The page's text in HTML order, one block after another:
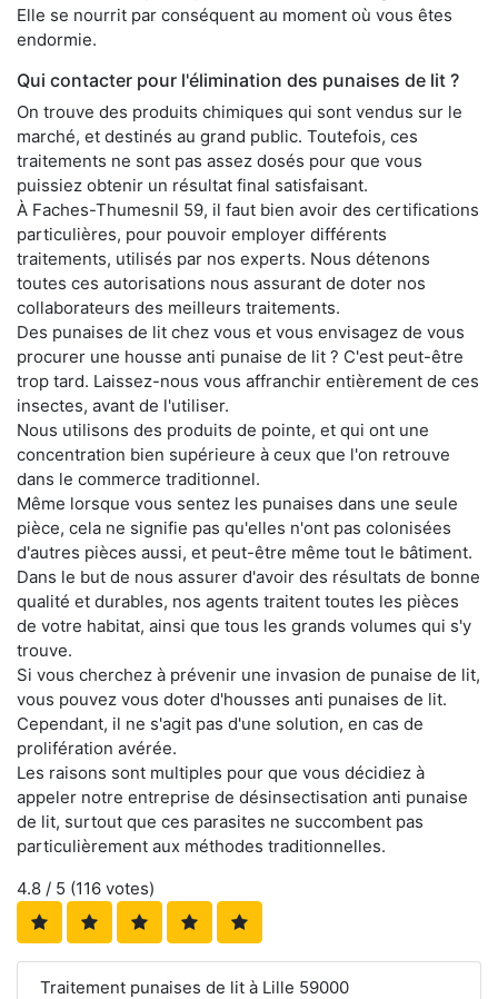
Elle se nourrit par conséquent au moment où vous êtes
endormie.
Qui contacter pour l'élimination des punaises de lit ?
On trouve des produits chimiques qui sont vendus sur le
marché, et destinés au grand public. Toutefois, ces
traitements ne sont pas assez dosés pour que vous
puissiez obtenir un résultat final satisfaisant.
À Faches-Thumesnil 59, il faut bien avoir des certifications
particulières, pour pouvoir employer différents
traitements, utilisés par nos experts. Nous détenons
toutes ces autorisations nous assurant de doter nos
collaborateurs des meilleurs traitements.
Des punaises de lit chez vous et vous envisagez de vous
procurer une housse anti punaise de lit ? C'est peut-être
trop tard. Laissez-nous vous affranchir entièrement de ces
insectes, avant de l'utiliser.
Nous utilisons des produits de pointe, et qui ont une
concentration bien supérieure à ceux que l'on retrouve
dans le commerce traditionnel.
Même lorsque vous sentez les punaises dans une seule
pièce, cela ne signifie pas qu'elles n'ont pas colonisées
d'autres pièces aussi, et peut-être même tout le bâtiment.
Dans le but de nous assurer d'avoir des résultats de bonne
qualité et durables, nos agents traitent toutes les pièces
de votre habitat, ainsi que tous les grands volumes qui s'y
trouve.
Si vous cherchez à prévenir une invasion de punaise de lit,
vous pouvez vous doter d'housses anti punaises de lit.
Cependant, il ne s'agit pas d'une solution, en cas de
prolifération avérée.
Les raisons sont multiples pour que vous décidiez à
appeler notre entreprise de désinsectisation anti punaise
de lit, surtout que ces parasites ne succombent pas
particulièrement aux méthodes traditionnelles.
4.8 / 5 (116 votes)
Traitement punaises de lit à Lille 59000